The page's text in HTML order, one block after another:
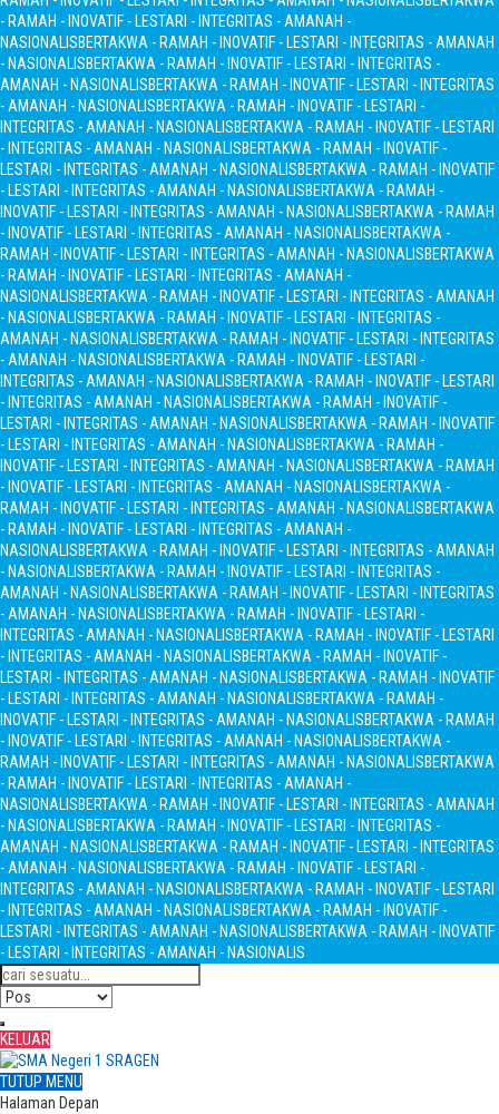
- RAMAH - INOVATIF - LESTARI - INTEGRITAS - AMANAH -
NASIONALISBERTAKWA - RAMAH - INOVATIF - LESTARI - INTEGRITAS - AMANAH
- NASIONALISBERTAKWA - RAMAH - INOVATIF - LESTARI - INTEGRITAS -
AMANAH - NASIONALISBERTAKWA - RAMAH - INOVATIF - LESTARI - INTEGRITAS
- AMANAH - NASIONALISBERTAKWA - RAMAH - INOVATIF - LESTARI -
INTEGRITAS - AMANAH - NASIONALISBERTAKWA - RAMAH - INOVATIF - LESTARI
- INTEGRITAS - AMANAH - NASIONALISBERTAKWA - RAMAH - INOVATIF -
LESTARI - INTEGRITAS - AMANAH - NASIONALISBERTAKWA - RAMAH - INOVATIF
- LESTARI - INTEGRITAS - AMANAH - NASIONALISBERTAKWA - RAMAH -
INOVATIF - LESTARI - INTEGRITAS - AMANAH - NASIONALISBERTAKWA - RAMAH
- INOVATIF - LESTARI - INTEGRITAS - AMANAH - NASIONALISBERTAKWA -
RAMAH - INOVATIF - LESTARI - INTEGRITAS - AMANAH - NASIONALISBERTAKWA
- RAMAH - INOVATIF - LESTARI - INTEGRITAS - AMANAH -
NASIONALISBERTAKWA - RAMAH - INOVATIF - LESTARI - INTEGRITAS - AMANAH
- NASIONALISBERTAKWA - RAMAH - INOVATIF - LESTARI - INTEGRITAS -
AMANAH - NASIONALISBERTAKWA - RAMAH - INOVATIF - LESTARI - INTEGRITAS
- AMANAH - NASIONALISBERTAKWA - RAMAH - INOVATIF - LESTARI -
INTEGRITAS - AMANAH - NASIONALISBERTAKWA - RAMAH - INOVATIF - LESTARI
- INTEGRITAS - AMANAH - NASIONALISBERTAKWA - RAMAH - INOVATIF -
LESTARI - INTEGRITAS - AMANAH - NASIONALISBERTAKWA - RAMAH - INOVATIF
- LESTARI - INTEGRITAS - AMANAH - NASIONALISBERTAKWA - RAMAH -
INOVATIF - LESTARI - INTEGRITAS - AMANAH - NASIONALISBERTAKWA - RAMAH
- INOVATIF - LESTARI - INTEGRITAS - AMANAH - NASIONALISBERTAKWA -
RAMAH - INOVATIF - LESTARI - INTEGRITAS - AMANAH - NASIONALISBERTAKWA
- RAMAH - INOVATIF - LESTARI - INTEGRITAS - AMANAH -
NASIONALISBERTAKWA - RAMAH - INOVATIF - LESTARI - INTEGRITAS - AMANAH
- NASIONALISBERTAKWA - RAMAH - INOVATIF - LESTARI - INTEGRITAS -
AMANAH - NASIONALISBERTAKWA - RAMAH - INOVATIF - LESTARI - INTEGRITAS
- AMANAH - NASIONALISBERTAKWA - RAMAH - INOVATIF - LESTARI -
INTEGRITAS - AMANAH - NASIONALISBERTAKWA - RAMAH - INOVATIF - LESTARI
- INTEGRITAS - AMANAH - NASIONALISBERTAKWA - RAMAH - INOVATIF -
LESTARI - INTEGRITAS - AMANAH - NASIONALISBERTAKWA - RAMAH - INOVATIF
- LESTARI - INTEGRITAS - AMANAH - NASIONALISBERTAKWA - RAMAH -
INOVATIF - LESTARI - INTEGRITAS - AMANAH - NASIONALISBERTAKWA - RAMAH
- INOVATIF - LESTARI - INTEGRITAS - AMANAH - NASIONALISBERTAKWA -
RAMAH - INOVATIF - LESTARI - INTEGRITAS - AMANAH - NASIONALISBERTAKWA
- RAMAH - INOVATIF - LESTARI - INTEGRITAS - AMANAH -
NASIONALISBERTAKWA - RAMAH - INOVATIF - LESTARI - INTEGRITAS - AMANAH
- NASIONALISBERTAKWA - RAMAH - INOVATIF - LESTARI - INTEGRITAS -
AMANAH - NASIONALISBERTAKWA - RAMAH - INOVATIF - LESTARI - INTEGRITAS
- AMANAH - NASIONALISBERTAKWA - RAMAH - INOVATIF - LESTARI -
INTEGRITAS - AMANAH - NASIONALISBERTAKWA - RAMAH - INOVATIF - LESTARI
- INTEGRITAS - AMANAH - NASIONALISBERTAKWA - RAMAH - INOVATIF -
LESTARI - INTEGRITAS - AMANAH - NASIONALISBERTAKWA - RAMAH - INOVATIF
- LESTARI - INTEGRITAS - AMANAH - NASIONALIS
KELUAR
TUTUP MENU
Halaman Depan